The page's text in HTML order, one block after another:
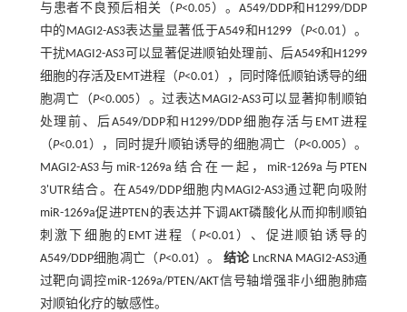
与患者不良预后相关（P<0.05）。A549/DDP和H1299/DDP
中的MAGI2-AS3表达量显著低于A549和H1299（P<0.01）。
干扰MAGI2-AS3可以显著促进顺铂处理前、后A549和H1299
细胞的存活及EMT进程（P<0.01），同时降低顺铂诱导的细
胞凋亡（P<0.005）。过表达MAGI2-AS3可以显著抑制顺铂
处理前、后A549/DDP和H1299/DDP细胞存活与EMT进程
（P<0.01），同时提升顺铂诱导的细胞凋亡（P<0.005）。
MAGI2-AS3与miR-1269a结合在一起，miR-1269a与PTEN
3'UTR结合。在A549/DDP细胞内MAGI2-AS3通过靶向吸附
miR-1269a促进PTEN的表达并下调AKT磷酸化从而抑制顺铂
刺激下细胞的EMT进程（ P<0.01）、促进顺铂诱导的
A549/DDP细胞凋亡（P<0.01）。 结论LncRNA MAGI2-AS3通
过靶向调控miR-1269a/PTEN/AKT信号轴增强非小细胞肺癌
对顺铂化疗的敏感性。